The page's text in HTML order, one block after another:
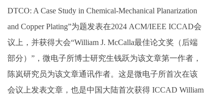
DTCO: A Case Study in Chemical-Mechanical Planarization
and Copper Plating”为题发表在2024 ACM/IEEE ICCAD会
议上，并获得大会“William J. McCalla最佳论文奖（后端
部分）”，微电子所博士研究生钱跃为该文章第一作者，
陈岚研究员为该文章通讯作者。这是微电子所首次在该
会议上发表文章，也是中国大陆首次获得 ICCAD William